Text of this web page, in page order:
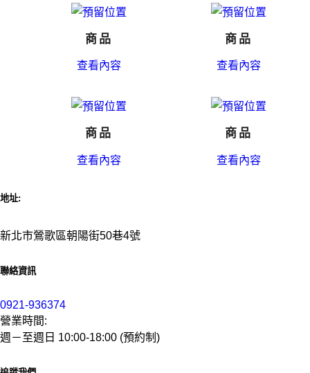
商品
查看內容
商品
查看內容
商品
查看內容
商品
查看內容
地址:
新北市鶯歌區朝陽街50巷4號
聯絡資訊
0921-936374
營業時間:
週－至週日 10:00-18:00 (預約制)